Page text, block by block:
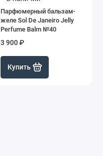
Парфюмерный бальзам-
желе Sol De Janeiro Jelly
Perfume Balm №40
3 900 ₽
Купить